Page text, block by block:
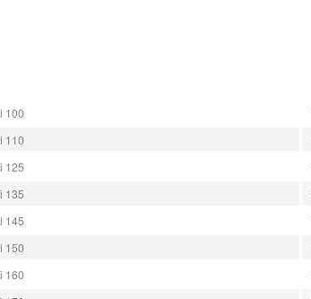
100
110
125
135
145
150
160